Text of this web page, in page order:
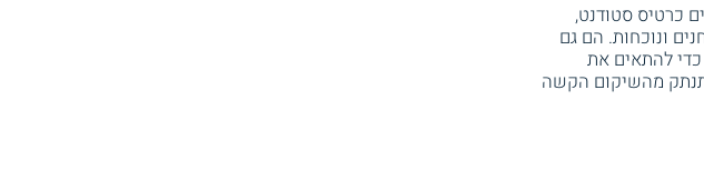
כרטיס סטודנט,
ונוכחות. הם גם
כדי להתאים את
מהשיקום הקשה